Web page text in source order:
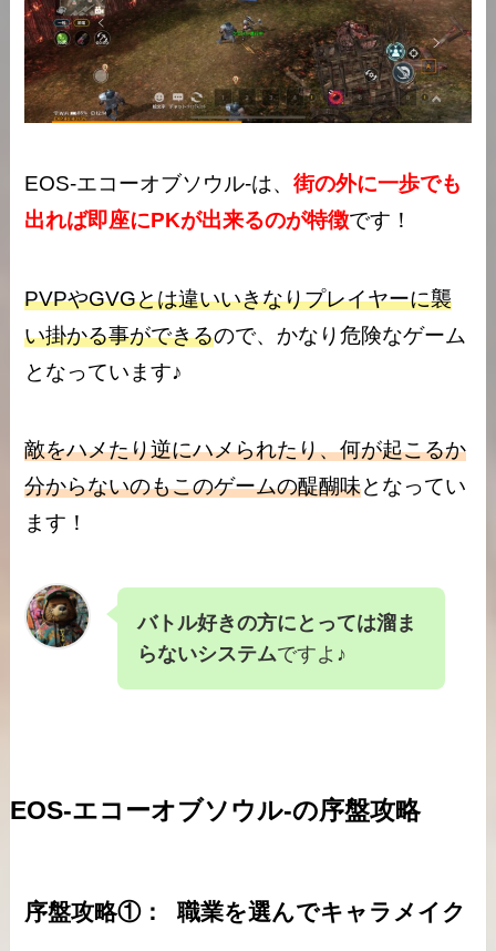
EOS-エコーオブソウル-は、街の外に一歩でも
出れば即座にPKが出来るのが特徴です！
PVPやGVGとは違いいきなりプレイヤーに襲
い掛かる事ができるので、かなり危険なゲーム
となっています♪
敵をハメたり逆にハメられたり、何が起こるか
分からないのもこのゲームの醍醐味となってい
ます！
バトル好きの方にとっては溜ま
らないシステムですよ♪
EOS-エコーオブソウル-の序盤攻略
序盤攻略①： 職業を選んでキャラメイク